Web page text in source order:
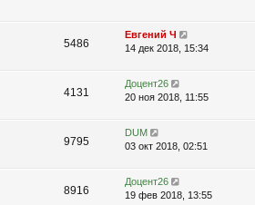
5486
Евгений Ч
14 дек 2018, 15:34
4131
Доцент26
20 ноя 2018, 11:55
9795
DUM
03 окт 2018, 02:51
8916
Доцент26
19 фев 2018, 13:55